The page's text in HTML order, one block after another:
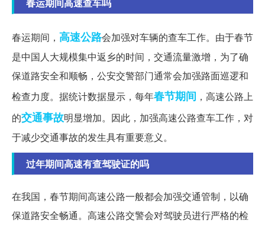
春运期间， 高速公路会加强对车辆的查车工作。由于春节
是中国人大规模集中返乡的时间，交通流量激增，为了确
保道路安全和顺畅，公安交警部门通常会加强路面巡逻和
检查力度。据统计数据显示，每年春节期间 ，高速公路上
的交通事故明显增加。因此，加强高速公路查车工作，对
于减少交通事故的发生具有重要意义。
过年期间高速有查驾驶证的吗
在我国，春节期间高速公路一般都会加强交通管制，以确
保道路安全畅通。高速公路交警会对驾驶员进行严格的检